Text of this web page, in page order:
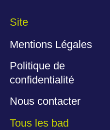
Site
Mentions Légales
Politique de
confidentialité
Nous contacter
Tous les bad